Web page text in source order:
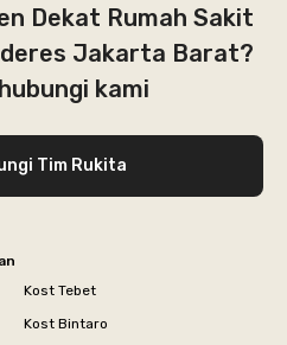
Dekat Rumah Sakit
Jakarta Barat?
kami
Tim Rukita
Kost Tebet
Kost Bintaro